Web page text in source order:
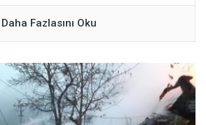
Daha Fazlasını Oku